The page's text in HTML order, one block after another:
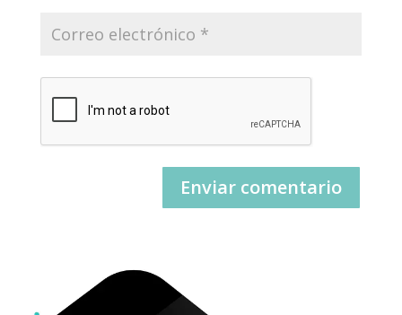
Enviar comentario